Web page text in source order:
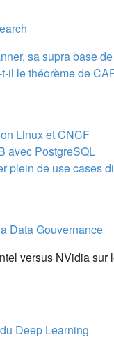
sa supra base
il le théorème de
Linux et CNCF
avec PostgreSQL
plein de use cases
Data Gouvernance
versus NVidia sur
Deep Learning